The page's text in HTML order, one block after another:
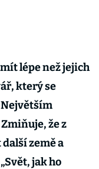
lépe než jejich
který se
že z
země a
„Svět, jak ho